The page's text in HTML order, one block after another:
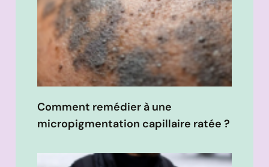
Comment remédier à une
micropigmentation capillaire ratée ?